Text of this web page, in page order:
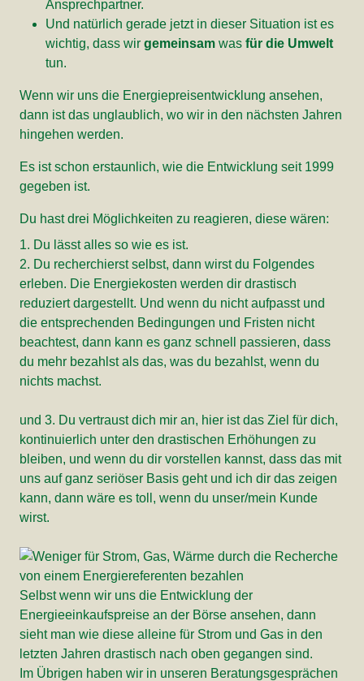
Ansprechpartner.
Und natürlich gerade jetzt in dieser Situation ist es
wichtig, dass wir gemeinsam was für die Umwelt
tun.
Wenn wir uns die Energiepreisentwicklung ansehen,
dann ist das unglaublich, wo wir in den nächsten Jahren
hingehen werden.
Es ist schon erstaunlich, wie die Entwicklung seit 1999
gegeben ist.
Du hast drei Möglichkeiten zu reagieren, diese wären:
1. Du lässt alles so wie es ist.
2. Du recherchierst selbst, dann wirst du Folgendes
erleben. Die Energiekosten werden dir drastisch
reduziert dargestellt. Und wenn du nicht aufpasst und
die entsprechenden Bedingungen und Fristen nicht
beachtest, dann kann es ganz schnell passieren, dass
du mehr bezahlst als das, was du bezahlst, wenn du
nichts machst.
und 3. Du vertraust dich mir an, hier ist das Ziel für dich,
kontinuierlich unter den drastischen Erhöhungen zu
bleiben, und wenn du dir vorstellen kannst, dass das mit
uns auf ganz seriöser Basis geht und ich dir das zeigen
kann, dann wäre es toll, wenn du unser/mein Kunde
wirst.
Selbst wenn wir uns die Entwicklung der
Energieeinkaufspreise an der Börse ansehen, dann
sieht man wie diese alleine für Strom und Gas in den
letzten Jahren drastisch nach oben gegangen sind.
Im Übrigen haben wir in unseren Beratungsgesprächen